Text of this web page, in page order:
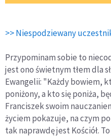
>> Niespodziewany
Przypominam sobie to
jest ono świetnym tłem dla
Ewangelii: "Każdy bowiem,
poniżony, a kto się poniża,
Franciszek swoim
życiem pokazuje, na czym
tak naprawdę jest Kościół.